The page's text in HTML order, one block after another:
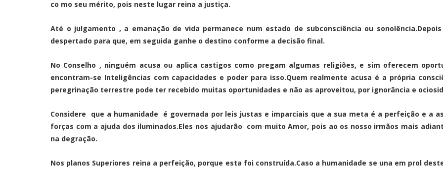
co mo seu mérito, pois neste lugar reina a justiça.
Até o julgamento , a emanação de vida permanece num estado de subconsciência ou
despertado para que, em seguida ganhe o destino conforme a decisão final.
No Conselho , ninguém acusa ou aplica castigos como pregam algumas religiões, e sim oferecem
encontram-se Inteligências com capacidades e poder para isso.Quem realmente acusa é a própria
peregrinação terrestre pode ter recebido muitas oportunidades e não as aproveitou, por ignorância e
Considere que a humanidade é governada por leis justas e imparciais que a sua meta é a perfeição e a
forças com a ajuda dos iluminados.Eles nos ajudarão com muito Amor, pois ao os nosso irmãos mais
na degração.
Nos planos Superiores reina a perfeição, porque esta foi construída.Caso a humanidade se una em prol